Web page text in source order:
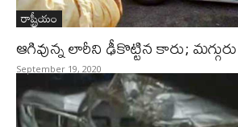
రాష్ట్రీయం
ఆగివున్న లారీని ఢీకొట్టిన కారు;
September 19, 2020